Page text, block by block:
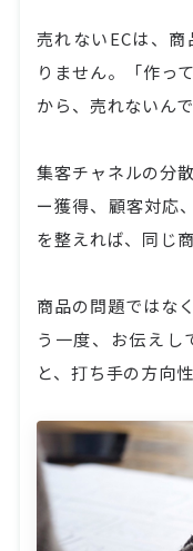
売れないECは、
りません。「作っ
から、売れないんで
集客チャネルの分
ー獲得、顧客対応
を整えれば、同じ
商品の問題ではな
う一度、お伝えし
と、打ち手の方向